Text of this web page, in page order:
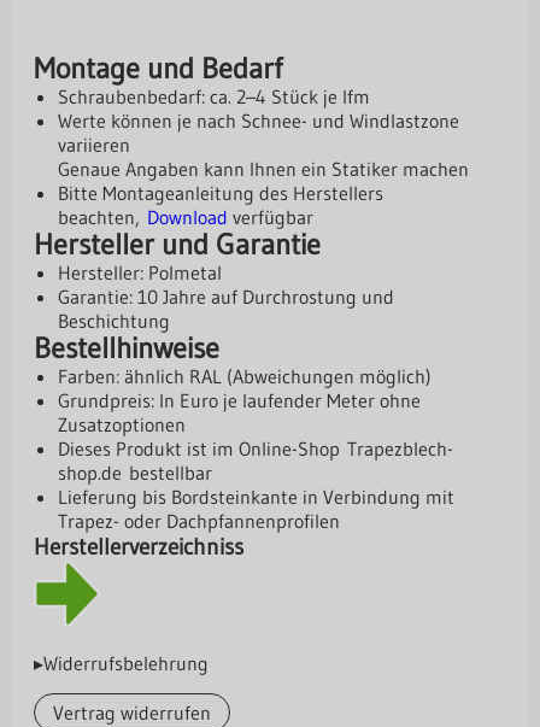
Montage und Bedarf
Schraubenbedarf: ca. 2–4 Stück je lfm
Werte können je nach Schnee- und Windlastzone
variieren
Genaue Angaben kann Ihnen ein Statiker machen
Bitte Montageanleitung des Herstellers
beachten, Download verfügbar
Hersteller und Garantie
Hersteller: Polmetal
Garantie: 10 Jahre auf Durchrostung und
Beschichtung
Bestellhinweise
Farben: ähnlich RAL (Abweichungen möglich)
Grundpreis: In Euro je laufender Meter ohne
Zusatzoptionen
Dieses Produkt ist im Online-Shop Trapezblech-
shop.de bestellbar
Lieferung bis Bordsteinkante in Verbindung mit
Trapez- oder Dachpfannenprofilen
Herstellerverzeichniss
▸Widerrufsbelehrung
Vertrag widerrufen